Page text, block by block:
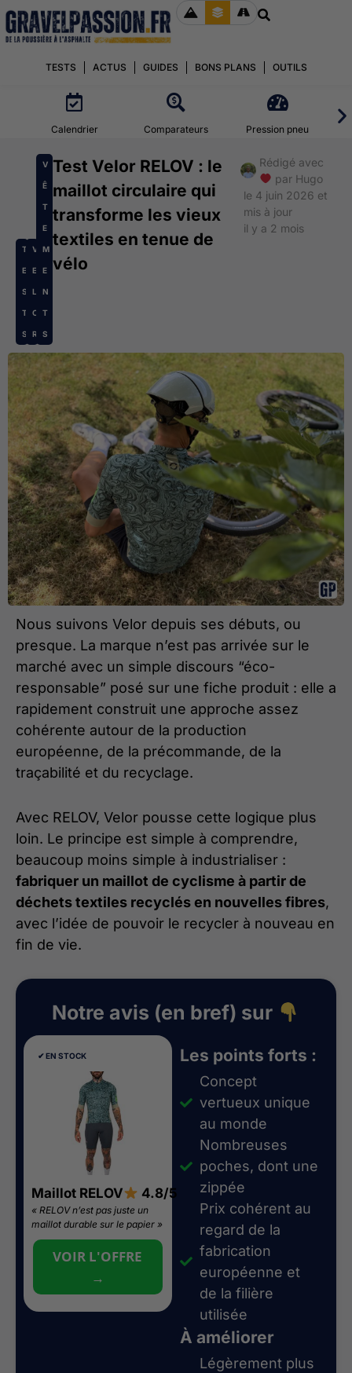
TESTS ACTUS GUIDES BONS PLANS OUTILS
Calendrier Comparateurs Pression pneu
T
E
S
T
S
V
E
L
O
R
V
Ê
T
E
M
E
N
T
S
Test Velor RELOV : le
maillot circulaire qui
transforme les vieux
textiles en tenue de
vélo
Rédigé avec
par Hugo
le 4 juin 2026 et
mis à jour
il y a 2 mois
Nous suivons Velor depuis ses débuts, ou
presque. La marque n’est pas arrivée sur le
marché avec un simple discours “éco-
responsable” posé sur une fiche produit : elle a
rapidement construit une approche assez
cohérente autour de la production
européenne, de la précommande, de la
traçabilité et du recyclage.
Avec RELOV, Velor pousse cette logique plus
loin. Le principe est simple à comprendre,
beaucoup moins simple à industrialiser :
fabriquer un maillot de cyclisme à partir de
déchets textiles recyclés en nouvelles fibres,
avec l’idée de pouvoir le recycler à nouveau en
fin de vie.
Notre avis (en bref) sur
✔︎ EN STOCK
Maillot RELOV 4.8/5
« RELOV n’est pas juste un
maillot durable sur le papier »
VOIR L'OFFRE
→
Les points forts :
Concept
vertueux unique
au monde
Nombreuses
poches, dont une
zippée
Prix cohérent au
regard de la
fabrication
européenne et
de la filière
utilisée
À améliorer
Légèrement plus